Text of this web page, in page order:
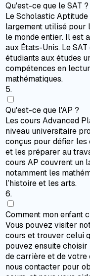
Qu'est-ce que le SAT ?
Le Scholastic
largement utilisé pour
le monde entier. Il est
aux États-Unis. Le
étudiants aux études
compétences en
mathématiques.
5.
Qu'est-ce que l'AP ?
Les cours Advanced
niveau universitaire
conçus pour défier
et les préparer au
cours AP couvrent un
notamment les
l’histoire et les arts.
6.
Comment mon enfant
Vous pouvez visiter
cours et trouver celui
pouvez ensuite
de carrière et de votre
nous contacter pour